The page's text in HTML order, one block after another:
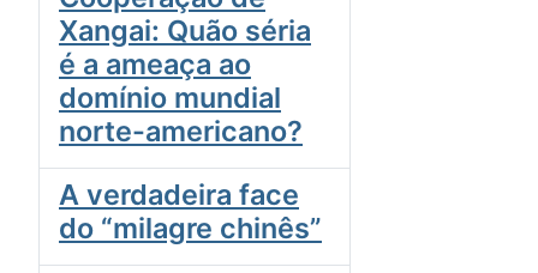
Xangai: Quão séria
é a ameaça ao
domínio mundial
norte-americano?
A verdadeira face
do “milagre chinês”